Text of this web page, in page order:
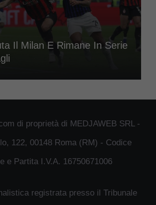
Il Milan E Rimane In Serie
di proprietà di MEDJAWEB SRL -
122, 00148 Roma (RM) - Codice
e Partita I.V.A. 16750671006
registrata presso il Tribunale